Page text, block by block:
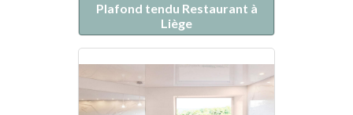
Plafond tendu Restaurant à
Liège